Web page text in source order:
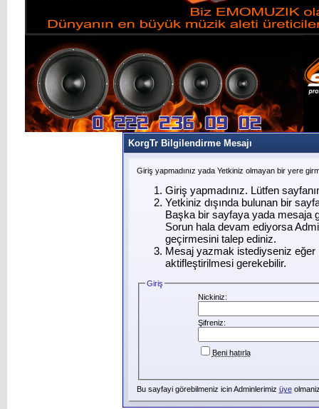
KorgTr Bilgilendirme Mesajı
Giriş yapmadınız yada Yetkiniz olmayan bir yere
Giriş yapmadınız. Lütfen
Yetkiniz dışında bulunan bir
Başka bir sayfaya yada mesaja
Sorun hala devam ediyorsa
geçirmesini talep ediniz.
Mesaj yazmak istediyseniz eğer
aktifleştirilmesi gerekebilir.
Giriş
Nickiniz:
Şifreniz:
Beni hatırla
Bu sayfayi görebilmeniz icin Adminlerimiz üye